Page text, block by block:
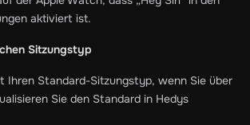
aktiviert ist.
Sitzungstyp
Ihren Standard-Sitzungstyp, wenn Sie über
Sie den Standard in Hedys